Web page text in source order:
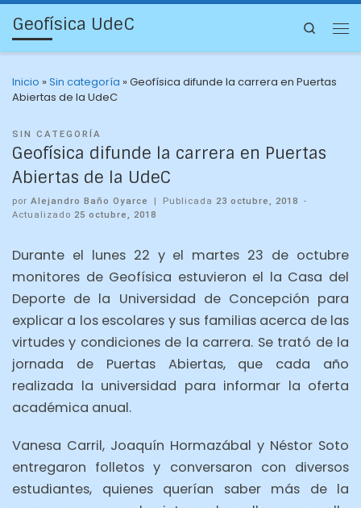
Geofísica UdeC Search
Inicio »Sin categoría »Geofísica difunde la carrera en Puertas
Abiertas de la UdeC
SIN CATEGORÍA
Geofísica difunde la carrera en Puertas
Abiertas de la UdeC
por Alejandro Baño Oyarce | Publicada23 octubre, 2018 -
Actualizado 25 octubre, 2018
Durante el lunes 22 y el martes 23 de octubre
monitores de Geofísica estuvieron el la Casa del
Deporte de la Universidad de Concepción para
explicar a los escolares y sus familias acerca de las
virtudes y condiciones de la carrera. Se trató de la
jornada de Puertas Abiertas, que cada año
realizada la universidad para informar la oferta
académica anual.
Vanesa Carril, Joaquín Hormazábal y Néstor Soto
entregaron folletos y conversaron con diversos
estudiantes, quienes querían saber más de la